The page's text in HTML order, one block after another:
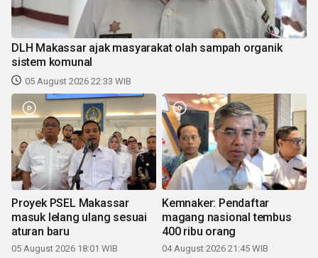
DLH Makassar ajak masyarakat olah sampah organik
sistem komunal
05 August 2026 22:33 WIB
Proyek PSEL Makassar
masuk lelang ulang sesuai
aturan baru
05 August 2026 18:01 WIB
Kemnaker: Pendaftar
magang nasional tembus
400 ribu orang
04 August 2026 21:45 WIB